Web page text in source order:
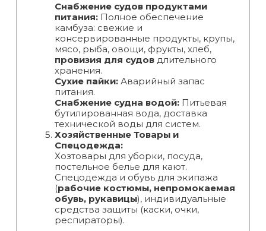
Снабжение судов продуктами
питания:Полное обеспечение
камбуза: свежие и
консервированные продукты, крупы,
мясо, рыба, овощи, фрукты, хлеб,
провизия для судовдлительного
хранения.
Сухие пайки:Аварийный запас
питания.
Снабжение судна водой:Питьевая
бутилированная вода, доставка
технической воды для систем.
Хозяйственные Товары и
Спецодежда:
Хозтовары для уборки, посуда,
постельное белье для кают.
Спецодежда и обувь для экипажа
(рабочие костюмы, непромокаемая
обувь, рукавицы), индивидуальные
средства защиты (каски, очки,
респираторы).